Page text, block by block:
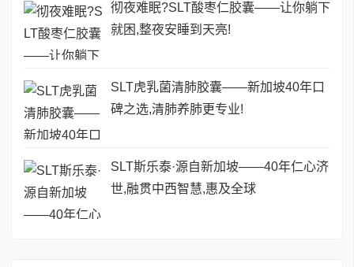
彻夜难眠?SLT酸枣仁胶囊——让你躺下
就困,整夜安睡到天亮!
SLT虎乳菌清肺胶囊——新加坡40年口
碑之选,清肺养肺更专业!
SLT斯乐泰·源自新加坡——40年仁心济
世,融贯中西智慧,惠及全球